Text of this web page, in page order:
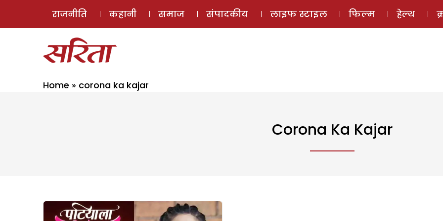
ई-मैगज़ीन
राजनीति कहानी समाज संपादकीय लाइफ स्टाइल फिल्म हेल्थ
Home » corona ka kajar
Corona Ka Kajar